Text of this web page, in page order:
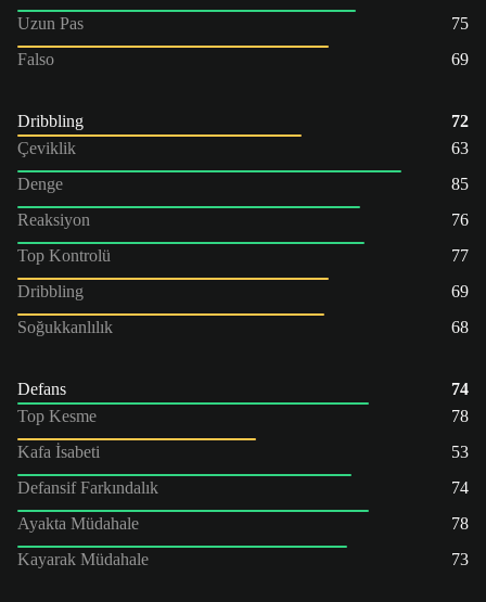
Uzun Pas
75
Falso
69
Dribbling
72
Çeviklik
63
Denge
85
Reaksiyon
76
Top Kontrolü
77
Dribbling
69
Soğukkanlılık
68
Defans
74
Top Kesme
78
Kafa İsabeti
53
Defansif Farkındalık
74
Ayakta Müdahale
78
Kayarak Müdahale
73